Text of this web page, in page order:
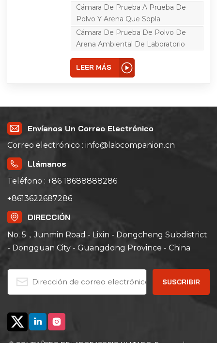
Cámara De Prueba A Prueba De
Polvo Y Arena Que Sopla
Cámara De Prueba De Polvo De
Arena Ambiental De Laboratorio
LEER MÁS
Envíanos Un Correo Electrónico
Correo electrónico : info@labcompanion.cn
Llámanos
Teléfono : +86 18688888286
+8613622687286
DIRECCIÓN
No. 5，Junmin Road - Lixin - Dongcheng Subdistrict
- Dongguan City - Guangdong Province - China